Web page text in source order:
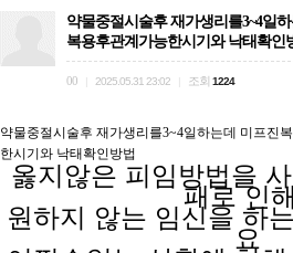
약물중절시술후 재가생리를3~4일
복용후관계가능한시기와 낙태확인
00 2025.05.31 23:02 조회 1224
약물중절시술후 재가생리를3~4일하는데 미프진
한시기와 낙태확인방법
옳지않은 피임방법을
패로인
원하지 않는 임신을 하
요